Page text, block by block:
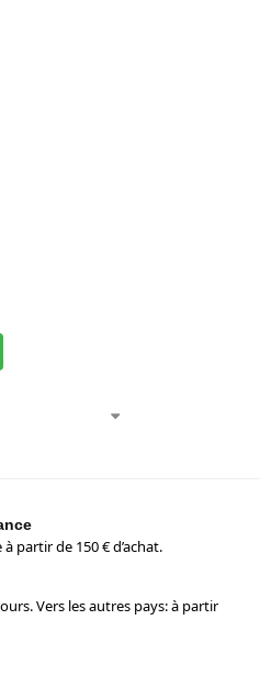
partir de 150 € d’achat.
Vers les autres pays: à partir